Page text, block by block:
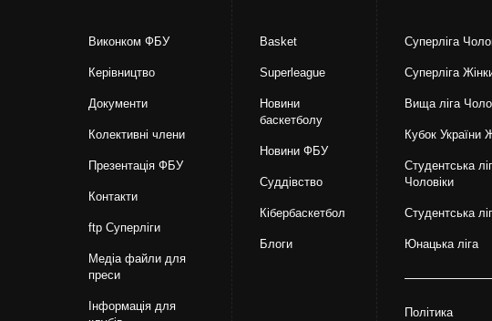
Виконком ФБУ
Керівництво
Документи
Колективні члени
Презентація ФБУ
Контакти
ftp Суперліги
Медіа файли для
преси
Інформація для
Basket
Superleague
Новини
баскетболу
Новини ФБУ
Суддівство
Кібербаскетбол
Блоги
Суперліга
Суперліга
Вища лiга
Кубок України
Студентська
Чоловiки
Студентська
Юнацька ліга
Політика